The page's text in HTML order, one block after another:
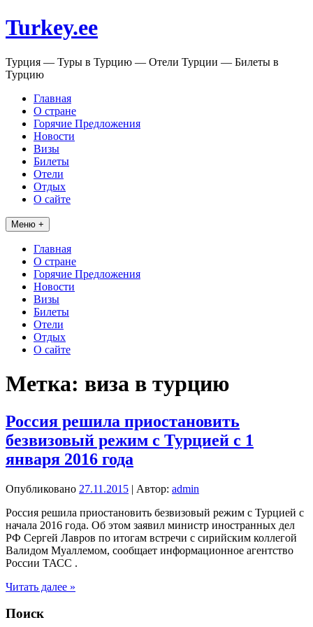
Перейти
к
Turkey.ee
Турция — Туры в Турцию — Отели Турции — Билеты в
Турцию
Главная
О стране
Горячие Предложения
Новости
Визы
Билеты
Отели
Отдых
О сайте
Меню +
Главная
О стране
Горячие Предложения
Новости
Визы
Билеты
Отели
Отдых
О сайте
Метка: виза в турцию
Россия решила приостановить
безвизовый режим с Турцией с 1
января 2016 года
Опубликовано 27.11.2015 | Автор: admin
Россия решила приостановить безвизовый режим с Турцией с
начала 2016 года. Об этом заявил министр иностранных дел
РФ Сергей Лавров по итогам встречи с сирийским коллегой
Валидом Муаллемом, сообщает информационное агентство
России ТАСС .
Читать далее »
Поиск